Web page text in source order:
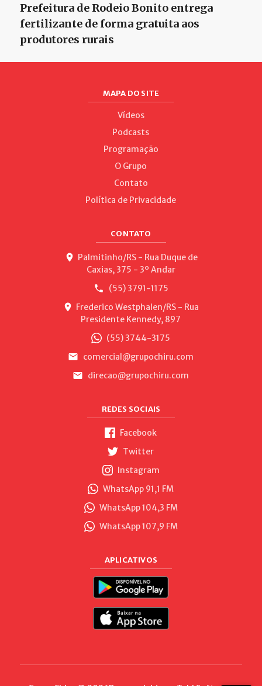
Prefeitura de Rodeio Bonito entrega
fertilizante de forma gratuita aos
produtores rurais
MAPA DO SITE
Vídeos
Podcasts
Programação
O Grupo
Contato
Política de Privacidade
CONTATO
Palmitinho/RS - Rua Duque de
Caxias, 375 - 3º Andar
(55) 3791-1175
Frederico Westphalen/RS - Rua
Presidente Kennedy, 897
(55) 3744-3175
comercial@grupochiru.com
direcao@grupochiru.com
REDES SOCIAIS
Facebook
Twitter
Instagram
WhatsApp 91,1 FM
WhatsApp 104,3 FM
WhatsApp 107,9 FM
APLICATIVOS